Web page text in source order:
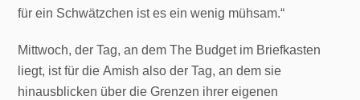
für ein Schwätzchen ist es ein wenig mühsam.“
Mittwoch, der Tag, an dem The Budget im Briefkasten
liegt, ist für die Amish also der Tag, an dem sie
hinausblicken über die Grenzen ihrer eigenen